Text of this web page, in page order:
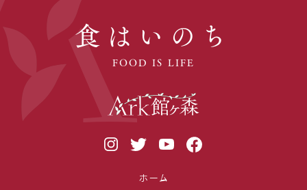
食はいのち
FOOD IS LIFE
ホーム